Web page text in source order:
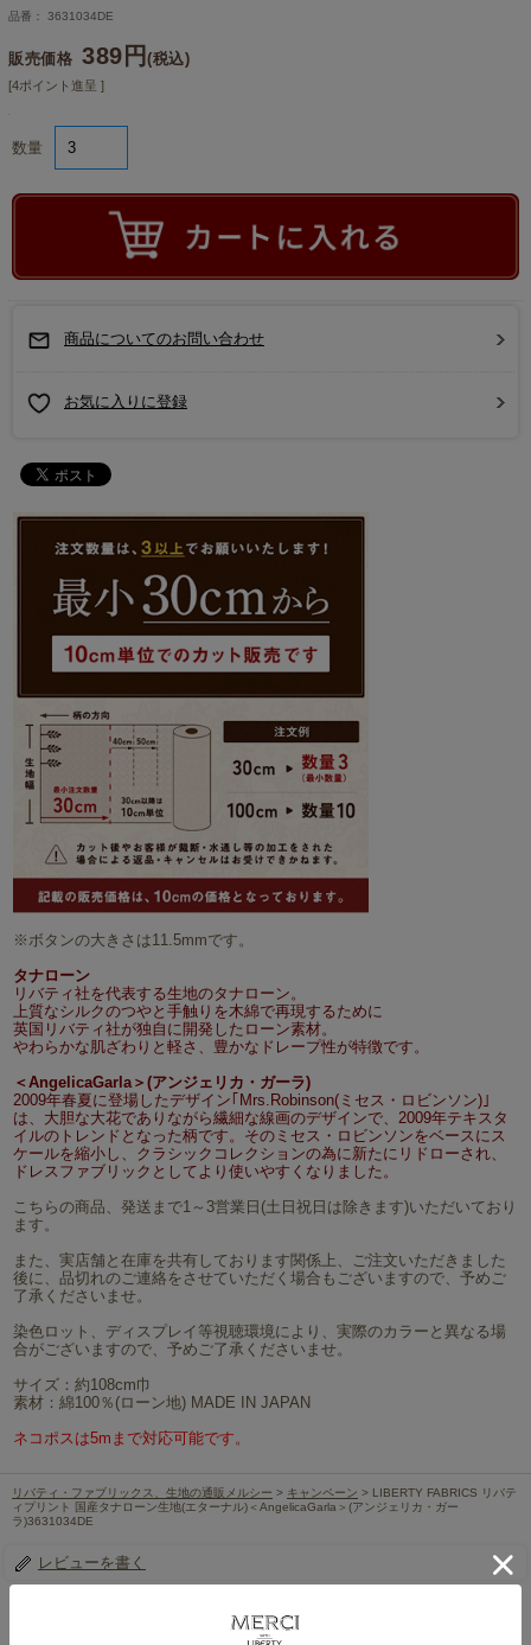
品番： 3631034DE
販売価格 389円(税込)
[4ポイント進呈 ]
数量
商品についてのお問い合わせ
お気に入りに登録
※ボタンの大きさは11.5mmです。
タナローン
リバティ社を代表する生地のタナローン。
上質なシルクのつやと手触りを木綿で再現するために
英国リバティ社が独自に開発したローン素材。
やわらかな肌ざわりと軽さ、豊かなドレープ性が特徴です。
＜AngelicaGarla＞(アンジェリカ・ガーラ)
2009年春夏に登場したデザイン｢Mrs.Robinson(ミセス・ロビンソン)｣
は、大胆な大花でありながら繊細な線画のデザインで、2009年テキスタ
イルのトレンドとなった柄です。そのミセス・ロビンソンをベースにス
ケールを縮小し、クラシックコレクションの為に新たにリドローされ、
ドレスファブリックとしてより使いやすくなりました。
こちらの商品、発送まで1～3営業日(土日祝日は除きます)いただいており
ます。
また、実店舗と在庫を共有しております関係上、ご注文いただきました
後に、品切れのご連絡をさせていただく場合もございますので、予めご
了承くださいませ。
染色ロット、ディスプレイ等視聴環境により、実際のカラーと異なる場
合がございますので、予めご了承くださいませ。
サイズ：約108cm巾
素材：綿100％(ローン地) MADE IN JAPAN
ネコポスは5mまで対応可能です。
リバティ・ファブリックス、生地の通販メルシー > キャンペーン > LIBERTY FABRICS リバテ
ィプリント 国産タナローン生地(エターナル)＜AngelicaGarla＞(アンジェリカ・ガー
ラ)3631034DE
レビューを書く
この商品を見た人は、こちらの商品もチェックしています！